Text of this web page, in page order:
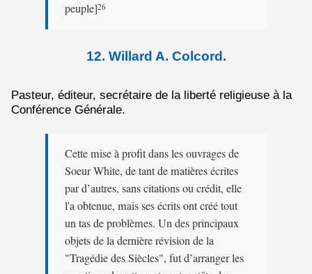
peuple]26
12. Willard A. Colcord.
Pasteur, éditeur, secrétaire de la liberté religieuse à la
Conférence Générale.
Cette mise à profit dans les ouvrages de
Soeur White, de tant de matières écrites
par d’autres, sans citations ou crédit, elle
l'a obtenue, mais ses écrits ont créé tout
un tas de problèmes. Un des principaux
objets de la dernière révision de la
"Tragédie des Siècles", fut d’arranger les